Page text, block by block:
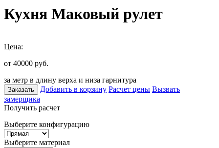
Кухня Маковый рулет
Цена:
от 40000 руб.
за метр в длину верха и низа гарнитура
Заказать Добавить в корзину Расчет цены Вызвать
замерщика
Получить расчет
Выберите конфигурацию
Выберите материал